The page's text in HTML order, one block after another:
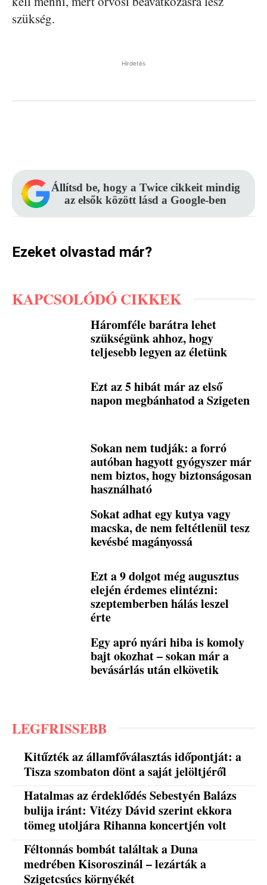
szükség.
Hirdetés
Állítsd be, hogy a Twice cikkeit mindig
az elsők között lásd a Google-ben
Ezeket olvastad már?
KAPCSOLÓDÓ CIKKEK
Háromféle barátra lehet
szükségünk ahhoz, hogy
teljesebb legyen az életünk
Ezt az 5 hibát már az első
napon megbánhatod a Szigeten
Sokan nem tudják: a forró
autóban hagyott gyógyszer már
nem biztos, hogy biztonságosan
használható
Sokat adhat egy kutya vagy
macska, de nem feltétlenül tesz
kevésbé magányossá
Ezt a 9 dolgot még augusztus
elején érdemes elintézni:
szeptemberben hálás leszel
érte
Egy apró nyári hiba is komoly
bajt okozhat – sokan már a
bevásárlás után elkövetik
LEGFRISSEBB
Kitűzték az államfőválasztás időpontját: a
Tisza szombaton dönt a saját jelöltjéről
Hatalmas az érdeklődés Sebestyén Balázs
bulija iránt: Vitézy Dávid szerint ekkora
tömeg utoljára Rihanna koncertjén volt
Féltonnás bombát találtak a Duna
medrében Kisoroszinál – lezárták a
Szigetcsúcs környékét